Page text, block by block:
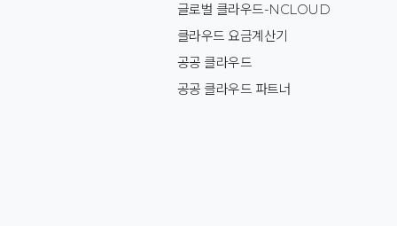
글로벌 클라우드-NCLOUD
클라우드 요금계산기
공공 클라우드
공공 클라우드 파트너